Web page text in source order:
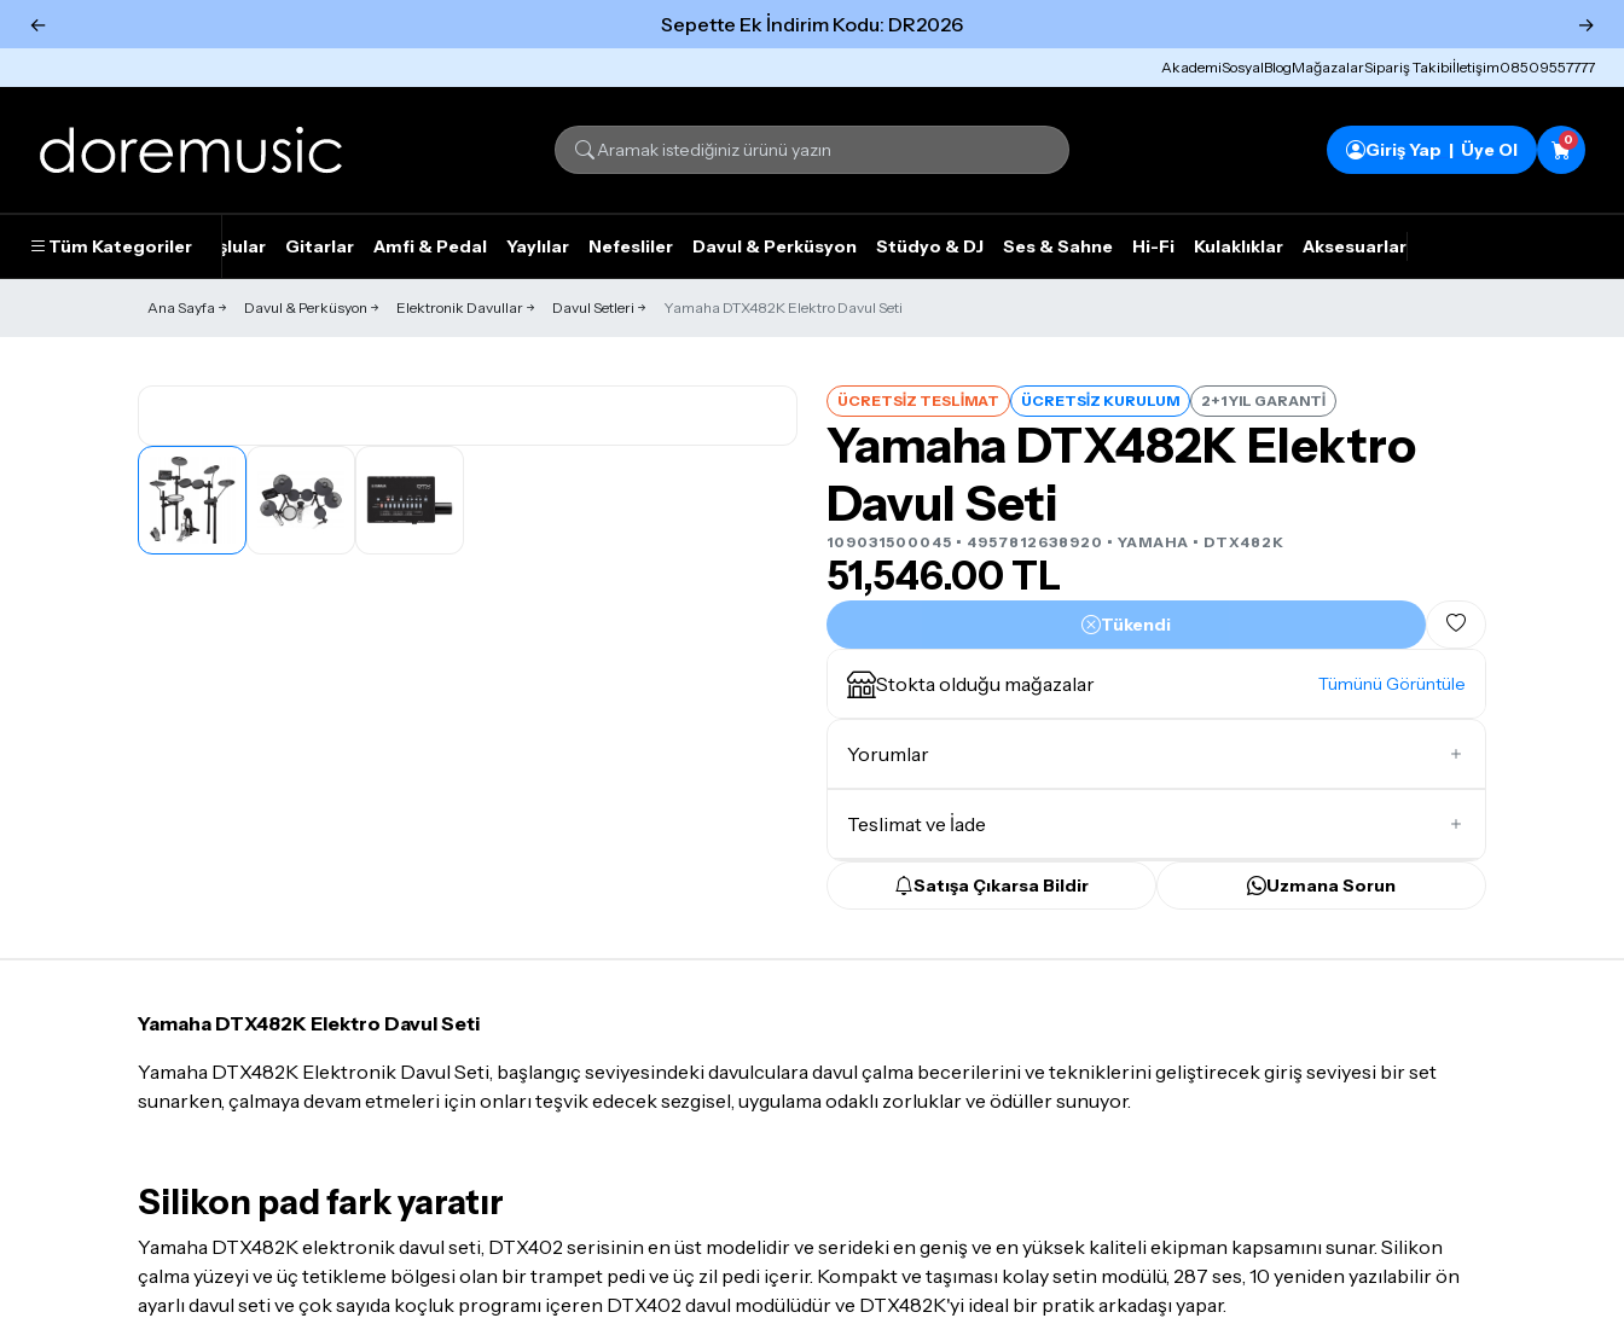
← Sepette Ek İndirim Kodu: DR2026 →
AkademiSosyalBlogMağazalarSipariş Takibiİletişim08509557777
Giriş Yap | Üye Ol 0
Tüm Kategoriler
Piyanolar Tuşlular Gitarlar Amfi & Pedal Yaylılar Nefesliler Davul & Perküsyon Stüdyo & DJ Ses & Sahne Hi-Fi Kulaklıklar Aksesuarlar
Ana Sayfa Davul & Perküsyon Elektronik Davullar Davul Setleri Yamaha DTX482K Elektro Davul Seti
ÜCRETSİZ TESLİMAT ÜCRETSİZ KURULUM 2+1 YIL GARANTİ
Yamaha DTX482K Elektro
Davul Seti
109031500045 • 4957812638920 • YAMAHA • DTX482K
51,546.00 TL
Tükendi
Stokta olduğu mağazalar Tümünü Görüntüle
Yorumlar
Teslimat ve İade
Teslimat Koşulları
Seçtiğiniz ürünlerin tamamıdoremusic Sevkiyat Ekibiya daAras
Kargogarantisi ile adresinize teslim edilecektir.
İade Koşulları
Satışa Çıkarsa Bildir Uzmana Sorun
Yamaha DTX482K Elektro Davul Seti
Yamaha DTX482K Elektronik Davul Seti, başlangıç ​​seviyesindeki davulculara davul çalma becerilerini ve tekniklerini geliştirecek giriş seviyesi bir set
sunarken, çalmaya devam etmeleri için onları teşvik edecek sezgisel, uygulama odaklı zorluklar ve ödüller sunuyor.
Silikon pad fark yaratır
Yamaha DTX482K elektronik davul seti, DTX402 serisinin en üst modelidir ve serideki en geniş ve en yüksek kaliteli ekipman kapsamını sunar. Silikon
çalma yüzeyi ve üç tetikleme bölgesi olan bir trampet pedi ve üç zil pedi içerir. Kompakt ve taşıması kolay setin modülü, 287 ses, 10 yeniden yazılabilir ön
ayarlı davul seti ve çok sayıda koçluk programı içeren DTX402 davul modülüdür ve DTX482K'yi ideal bir pratik arkadaşı yapar.
Tümünü Gör Tümünü gör